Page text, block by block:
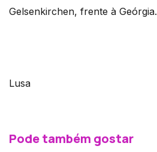
Gelsenkirchen, frente à Geórgia.
Lusa
Pode também gostar